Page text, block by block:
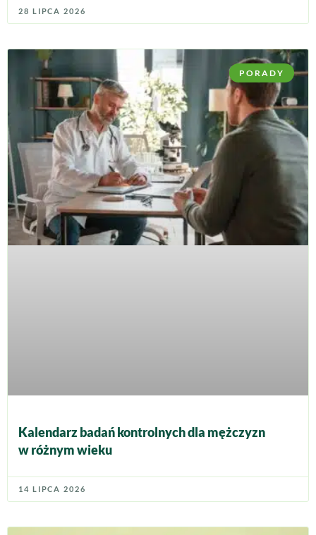
28 LIPCA 2026
PORADY
Kalendarz badań kontrolnych dla mężczyzn
w różnym wieku
14 LIPCA 2026